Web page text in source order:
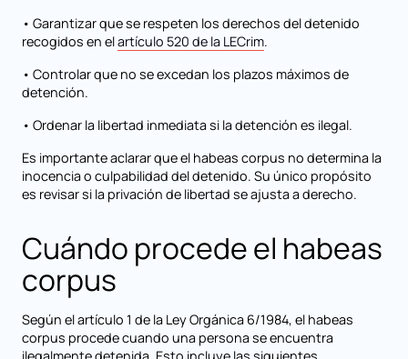
• Garantizar que se respeten los derechos del detenido
recogidos en elartículo 520 de la LECrim.
• Controlar que no se excedan los plazos máximos de
detención.
• Ordenar la libertad inmediata si la detención es ilegal.
Es importante aclarar que el habeas corpus no determina la
inocencia o culpabilidad del detenido. Su único propósito
es revisar si la privación de libertad se ajusta a derecho.
Cuándo procede el habeas
corpus
Según el artículo 1 de la Ley Orgánica 6/1984, el habeas
corpus procede cuando una persona se encuentra